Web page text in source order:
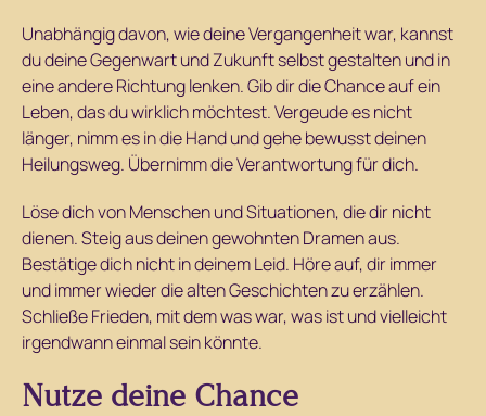
Unabhängig davon, wie deine Vergangenheit war, kannst
du deine Gegenwart und Zukunft selbst gestalten und in
eine andere Richtung lenken. Gib dir die Chance auf ein
Leben, das du wirklich möchtest. Vergeude es nicht
länger, nimm es in die Hand und gehe bewusst deinen
Heilungsweg. Übernimm die Verantwortung für dich.
Löse dich von Menschen und Situationen, die dir nicht
dienen. Steig aus deinen gewohnten Dramen aus.
Bestätige dich nicht in deinem Leid. Höre auf, dir immer
und immer wieder die alten Geschichten zu erzählen.
Schließe Frieden, mit dem was war, was ist und vielleicht
irgendwann einmal sein könnte.
Nutze deine Chance